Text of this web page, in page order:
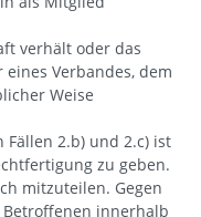
verhält oder das
eines Verbandes, dem
Weise
Fällen 2.b) und 2.c) ist
zu geben.
mitzuteilen. Gegen
innerhalb